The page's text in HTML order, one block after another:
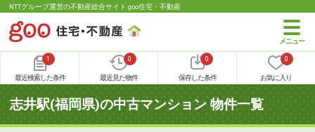
NTTグループ運営の不動産総合サイト goo住宅・不動産
1
最近検索した条件
0
最近見た物件
0
保存した条件
0
お気に入り
志井駅(福岡県)の中古マンション 物件一覧